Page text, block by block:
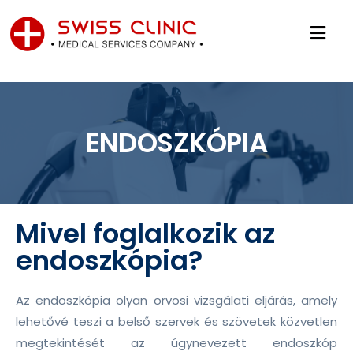
ENDOSZKÓPIA
Mivel foglalkozik az
endoszkópia?
Az endoszkópia olyan orvosi vizsgálati eljárás, amely
lehetővé teszi a belső szervek és szövetek közvetlen
megtekintését az úgynevezett endoszkóp